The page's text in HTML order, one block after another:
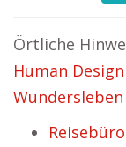
Örtliche
Human
Wundersleben